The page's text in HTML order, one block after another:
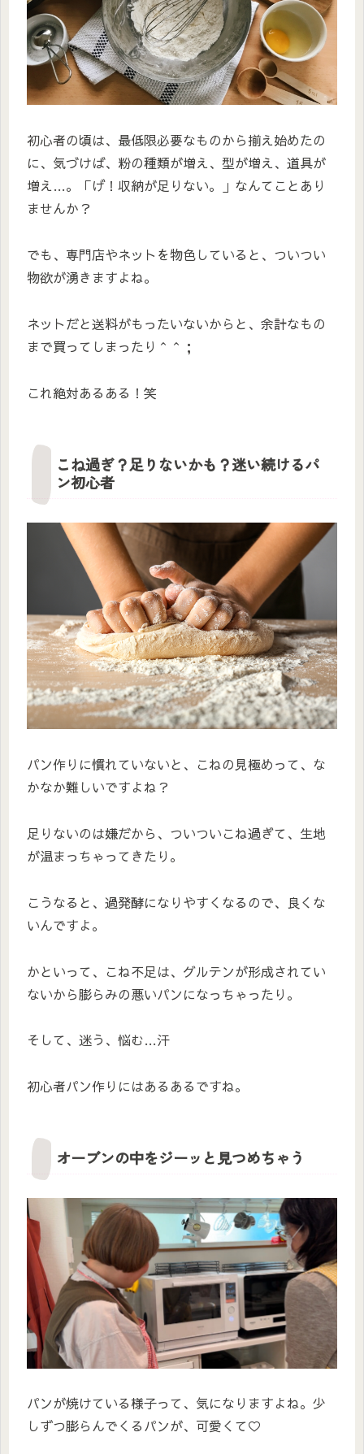
初心者の頃は、最低限必要なものから揃え始めたの
に、気づけば、粉の種類が増え、型が増え、道具が
増え…。「げ！収納が足りない。」なんてことあり
ませんか？
でも、専門店やネットを物色していると、ついつい
物欲が湧きますよね。
ネットだと送料がもったいないからと、余計なもの
まで買ってしまったり＾＾；
これ絶対あるある！笑
こね過ぎ？足りないかも？迷い続けるパ
ン初心者
パン作りに慣れていないと、こねの見極めって、な
かなか難しいですよね？
足りないのは嫌だから、ついついこね過ぎて、生地
が温まっちゃってきたり。
こうなると、過発酵になりやすくなるので、良くな
いんですよ。
かといって、こね不足は、グルテンが形成されてい
ないから膨らみの悪いパンになっちゃったり。
そして、迷う、悩む…汗
初心者パン作りにはあるあるですね。
オーブンの中をジーッと見つめちゃう
パンが焼けている様子って、気になりますよね。少
しずつ膨らんでくるパンが、可愛くて♡